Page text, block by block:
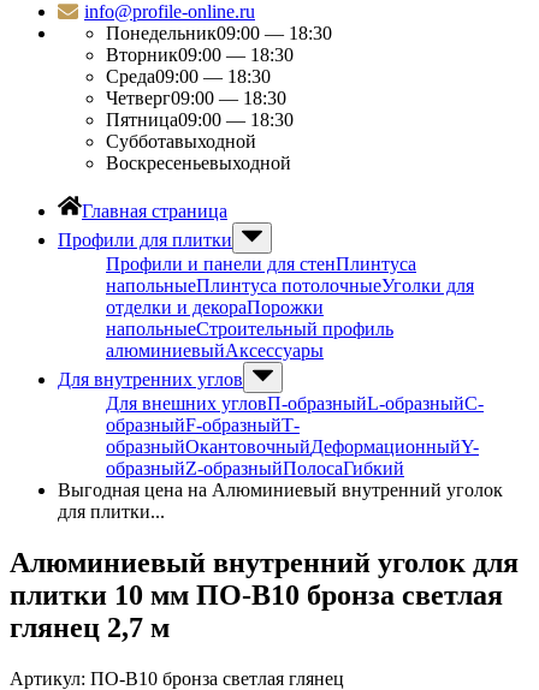
info@profile-online.ru
Понедельник09:00 — 18:30
Вторник09:00 — 18:30
Среда09:00 — 18:30
Четверг09:00 — 18:30
Пятница09:00 — 18:30
Субботавыходной
Воскресеньевыходной
Главная страница
Профили для плитки
Профили и панели для стенПлинтуса
напольныеПлинтуса потолочныеУголки для
отделки и декораПорожки
напольныеСтроительный профиль
алюминиевыйАксессуары
Для внутренних углов
Для внешних угловП-образныйL-образныйС-
образныйF-образныйТ-
образныйОкантовочныйДеформационныйY-
образныйZ-образныйПолосаГибкий
Выгодная цена на Алюминиевый внутренний уголок
для плитки...
Алюминиевый внутренний уголок для
плитки 10 мм ПО-В10 бронза светлая
глянец 2,7 м
Артикул: ПО-В10 бронза светлая глянец